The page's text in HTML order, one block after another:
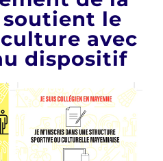
soutient le
avec
dispositif